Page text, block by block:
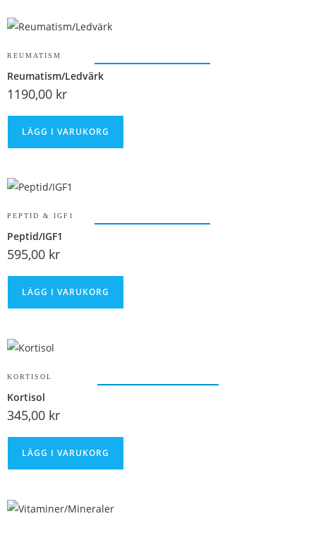
REUMATISM
Reumatism/Ledvärk
1190,00 kr
LÄGG I VARUKORG
PEPTID & IGF1
Peptid/IGF1
595,00 kr
LÄGG I VARUKORG
KORTISOL
Kortisol
345,00 kr
LÄGG I VARUKORG